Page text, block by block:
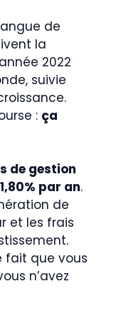
de
la
2022
suivie
: ça
de gestion
par an.
de
et les frais
fait que vous
n’avez